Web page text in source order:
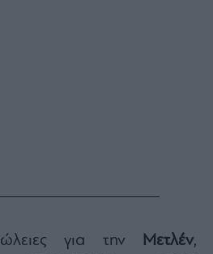
για την Μετλέν,